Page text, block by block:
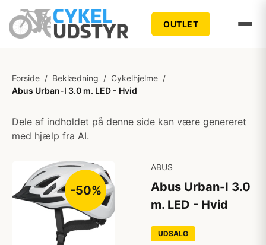
OUTLET
Forside / Beklædning / Cykelhjelme /
Abus Urban-I 3.0 m. LED - Hvid
Dele af indholdet på denne side kan være genereret
med hjælp fra AI.
-50%
ABUS
Abus Urban-I 3.0
m. LED - Hvid
UDSALG